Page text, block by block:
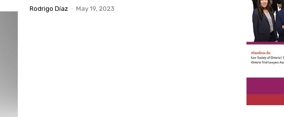
Rodrigo Díaz - May 19, 2023